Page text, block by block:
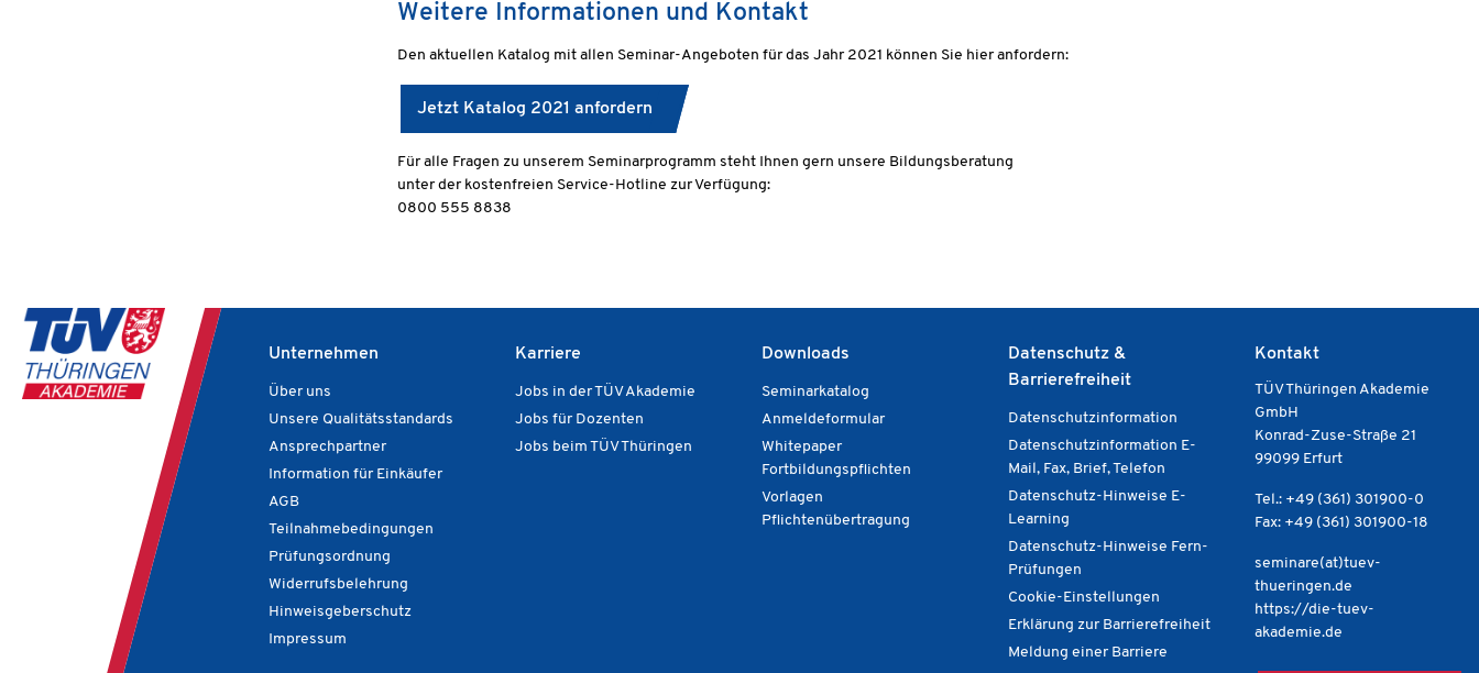
Weitere Informationen und Kontakt
Den aktuellen Katalog mit allen Seminar-Angeboten für das Jahr 2021 können Sie hier anfordern:
Jetzt Katalog 2021 anfordern
Für alle Fragen zu unserem Seminarprogramm steht Ihnen gern unsere Bildungsberatung
unter der kostenfreien Service-Hotline zur Verfügung:
0800 555 8838
Unternehmen
Über uns
Unsere Qualitätsstandards
Ansprechpartner
Information für Einkäufer
AGB
Teilnahmebedingungen
Prüfungsordnung
Widerrufsbelehrung
Hinweisgeberschutz
Impressum
Karriere
Jobs in der TÜV Akademie
Jobs für Dozenten
Jobs beim TÜV Thüringen
Downloads
Seminarkatalog
Anmeldeformular
Whitepaper
Fortbildungspflichten
Vorlagen
Pflichtenübertragung
Datenschutz &
Barrierefreiheit
Datenschutzinformation
Datenschutzinformation E-
Mail, Fax, Brief, Telefon
Datenschutz-Hinweise E-
Learning
Datenschutz-Hinweise Fern-
Prüfungen
Cookie-Einstellungen
Erklärung zur Barrierefreiheit
Meldung einer Barriere
Kontakt
TÜV Thüringen Akademie
GmbH
Konrad-Zuse-Straße 21
99099 Erfurt
Tel.: +49 (361) 301900-0
Fax: +49 (361) 301900-18
seminare(at)tuev-
thueringen.de
https://die-tuev-
akademie.de